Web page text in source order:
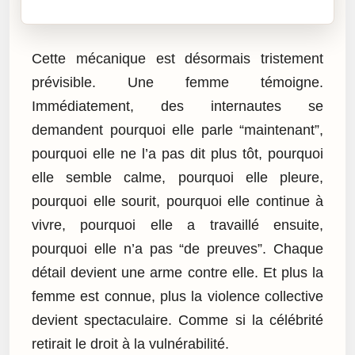
Cette mécanique est désormais tristement
prévisible. Une femme témoigne.
Immédiatement, des internautes se
demandent pourquoi elle parle “maintenant”,
pourquoi elle ne l’a pas dit plus tôt, pourquoi
elle semble calme, pourquoi elle pleure,
pourquoi elle sourit, pourquoi elle continue à
vivre, pourquoi elle a travaillé ensuite,
pourquoi elle n’a pas “de preuves”. Chaque
détail devient une arme contre elle. Et plus la
femme est connue, plus la violence collective
devient spectaculaire. Comme si la célébrité
retirait le droit à la vulnérabilité.